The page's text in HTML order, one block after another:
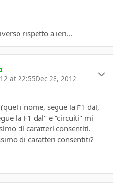
rispetto a ieri...
at 22:55Dec 28, 2012
nome, segue la F1 dal,
la F1 dal" e "circuiti" mi
di caratteri consentiti.
di caratteri consentiti?